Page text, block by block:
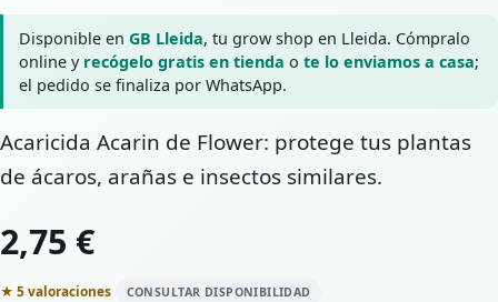
Disponible enGB Lleida, tu grow shop en Lleida. Cómpralo
online y recógelo gratis en tienda ote lo enviamos a casa;
el pedido se finaliza por WhatsApp.
Acaricida Acarin de Flower: protege tus plantas
de ácaros, arañas e insectos similares.
2,75 €
★ 5 valoraciones CONSULTAR DISPONIBILIDAD